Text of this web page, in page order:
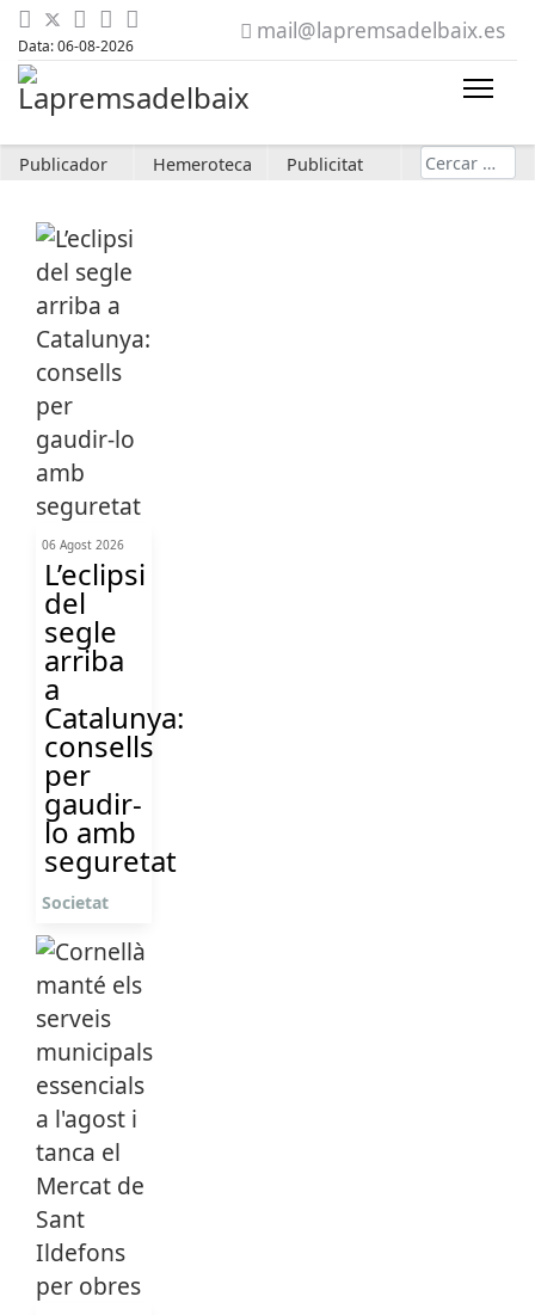
Data: 06-08-2026
mail@lapremsadelbaix.es
Publicador Hemeroteca Publicitat Cerca
06 Agost 2026
L’eclipsi
del
segle
arriba
a
Catalunya:
consells
per
gaudir-
lo amb
seguretat
Societat